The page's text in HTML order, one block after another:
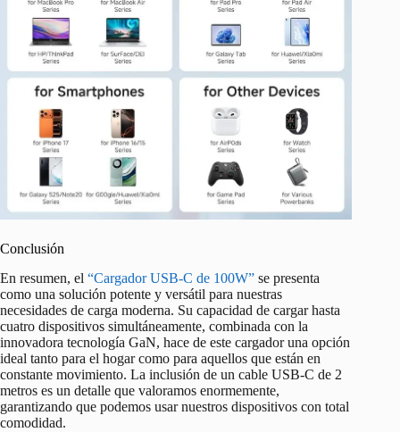
Conclusión
En resumen, el “Cargador USB-C de 100W” se presenta
como una solución potente y versátil para nuestras
necesidades de carga moderna. Su capacidad de cargar hasta
cuatro dispositivos simultáneamente, combinada con la
innovadora tecnología GaN, hace de este cargador una opción
ideal tanto para el hogar como para aquellos que están en
constante movimiento. La inclusión de un cable USB-C de 2
metros es un detalle que valoramos enormemente,
garantizando que podemos usar nuestros dispositivos con total
comodidad.